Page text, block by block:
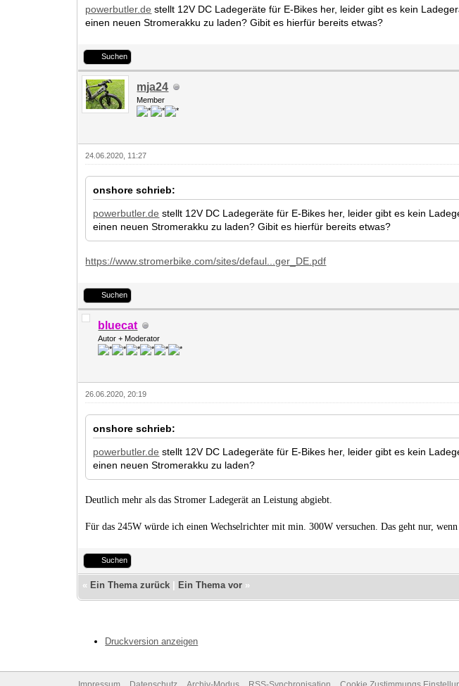
powerbutler.de stellt 12V DC Ladegeräte für E-Bikes her, leider gibt es kein
einen neuen Stromerakku zu laden? Gibit es hierfür bereits etwas?
Suchen
mja24
Member
24.06.2020, 11:27
onshore schrieb:
powerbutler.de stellt 12V DC Ladegeräte für E-Bikes her, leider gibt es kein
einen neuen Stromerakku zu laden? Gibit es hierfür bereits etwas?
https://www.stromerbike.com/sites/defaul...ger_DE.pdf
Suchen
bluecat
Autor + Moderator
26.06.2020, 20:19
onshore schrieb:
powerbutler.de stellt 12V DC Ladegeräte für E-Bikes her, leider gibt es kein
einen neuen Stromerakku zu laden?
Deutlich mehr als das Stromer Ladegerät an Leistung abgiebt.
Für das 245W würde ich einen Wechselrichter mit min. 300W versuchen. Das geht nur,
Suchen
« Ein Thema zurück Ein Thema vor »
Druckversion anzeigen